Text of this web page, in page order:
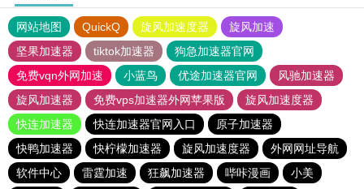
网站地图 QuickQ 旋风加速度器
旋风加速
坚果加速器
tiktok加速器
狗急加速器官网
免费vqn外网加速
小蓝鸟 优途加速器官网
风驰加速器
旋风加速器
免费vps加速器外网苹果版
旋风加速度器
快连加速器
快连加速器官网入口
原子加速器
快鸭加速器
快柠檬加速器 旋风加速度器
外网网址导航
软件中心
雷霆加速 狂飙加速器 哔咔漫画 小美